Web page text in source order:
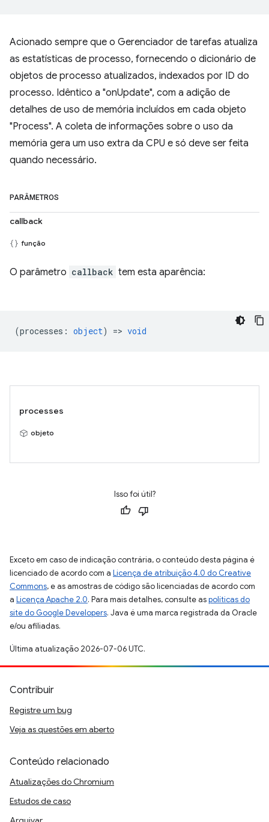
Acionado sempre que o Gerenciador de tarefas atualiza
as estatísticas de processo, fornecendo o dicionário de
objetos de processo atualizados, indexados por ID do
processo. Idêntico a "onUpdate", com a adição de
detalhes de uso de memória incluídos em cada objeto
"Process". A coleta de informações sobre o uso da
memória gera um uso extra da CPU e só deve ser feita
quando necessário.
PARÂMETROS
callback
função
O parâmetro callback tem esta aparência:
(processes : object) => void
processes
objeto
Isso foi útil?
Exceto em caso de indicação contrária, o conteúdo desta página é
licenciado de acordo com a Licença de atribuição 4.0 do Creative
Commons, e as amostras de código são licenciadas de acordo com
a Licença Apache 2.0. Para mais detalhes, consulte aspolíticas do
site do Google Developers. Java é uma marca registrada da Oracle
e/ou afiliadas.
Última atualização 2026-07-06 UTC.
Contribuir
Registre um bug
Veja as questões em aberto
Conteúdo relacionado
Atualizações do Chromium
Estudos de caso